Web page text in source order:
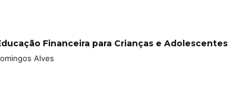
Financeira para Crianças e Adolescentes
Alves